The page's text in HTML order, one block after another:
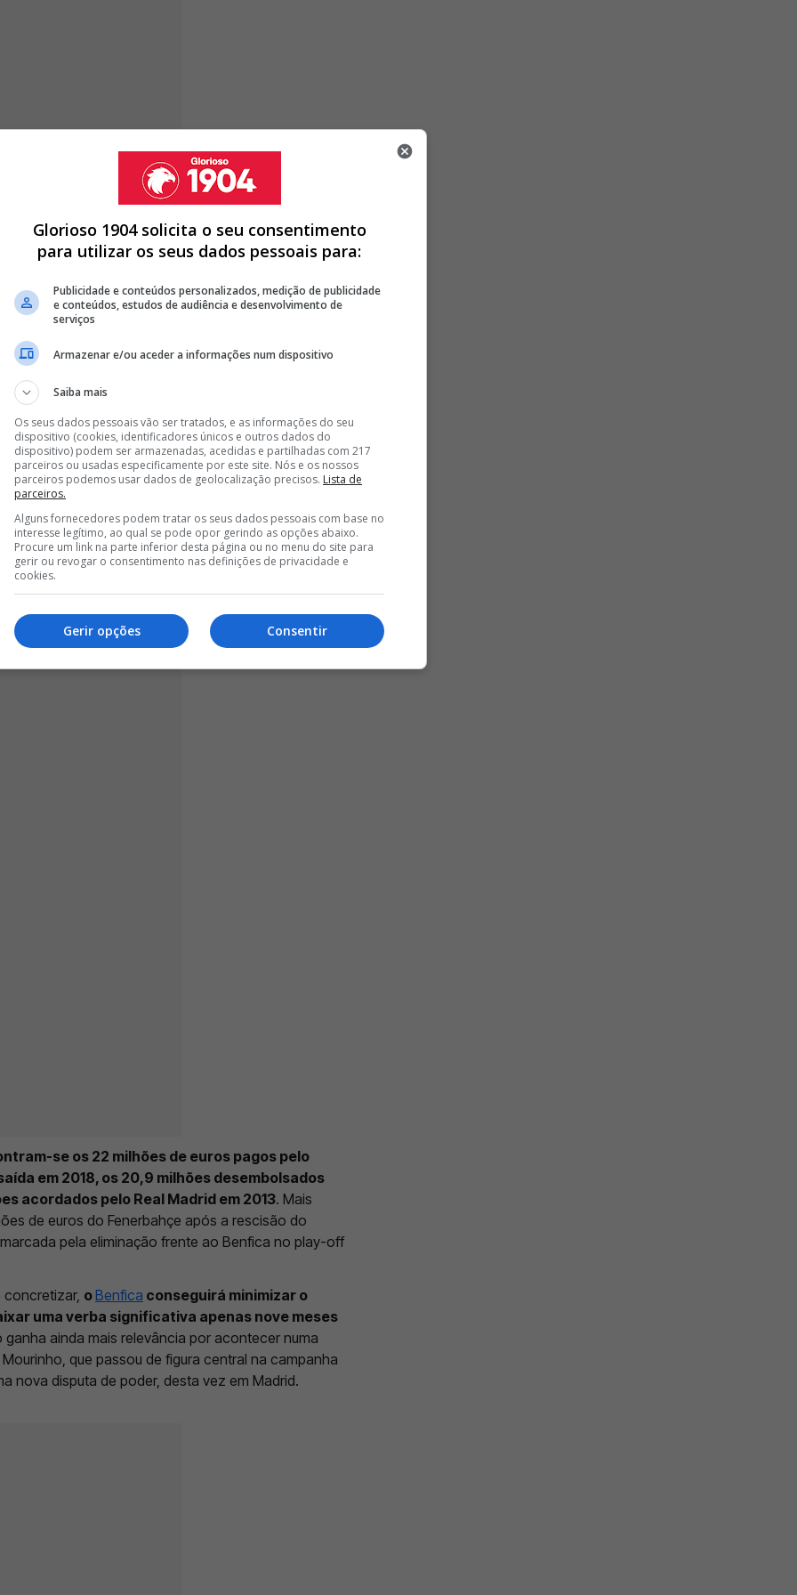
num contexto particular. O Real Madrid encontra-se
a preparar-se para disputar a presidência frente a
uma peça importante para o projeto dos
ser um dos grandes trunfos do atual líder
E MARCA NA GOLEADA AO LEGANÉS (4-1)
MASTANTUONO COM 'AJUDINHA' DE MOURINHO
DE MAIS DE 60M DESCARTADA POR JOSÉ MOURINHO
< >
a perceber a dimensão do fenómeno.Desde que
o treinador português já esteve envolvido
de 137,1 milhões de euros. Desse montante, 29
clubes e impressionantes 108,1 milhões resultam
ao longo da carreira.
se os 22 milhões de euros pagos pelo
em 2018, os 20,9 milhões desembolsados
acordados pelo Real Madrid em 2013. Mais
de euros do Fenerbahçe após a rescisão do
pela eliminação frente ao Benfica no play-off
concretizar, oBenfica conseguirá minimizar o
uma verba significativa apenas nove meses
ganha ainda mais relevância por acontecer numa
que passou de figura central na campanha
nova disputa de poder, desta vez em Madrid.
Glorioso 1904 solicita o seu consentimento
para utilizar os seus dados pessoais para:
Publicidade e conteúdos personalizados, medição de publicidade
e conteúdos, estudos de audiência e desenvolvimento de
serviços
Armazenar e/ou aceder a informações num dispositivo
Saiba mais
Os seus dados pessoais vão ser tratados, e as informações do seu
dispositivo (cookies, identificadores únicos e outros dados do
dispositivo) podem ser armazenadas, acedidas e partilhadas com 217
parceiros ou usadas especificamente por este site. Nós e os nossos
parceiros podemos usar dados de geolocalização precisos. Lista de
parceiros.
Alguns fornecedores podem tratar os seus dados pessoais com base no
interesse legítimo, ao qual se pode opor gerindo as opções abaixo.
Procure um link na parte inferior desta página ou no menu do site para
gerir ou revogar o consentimento nas definições de privacidade e
cookies.
Consentir
Gerir opções